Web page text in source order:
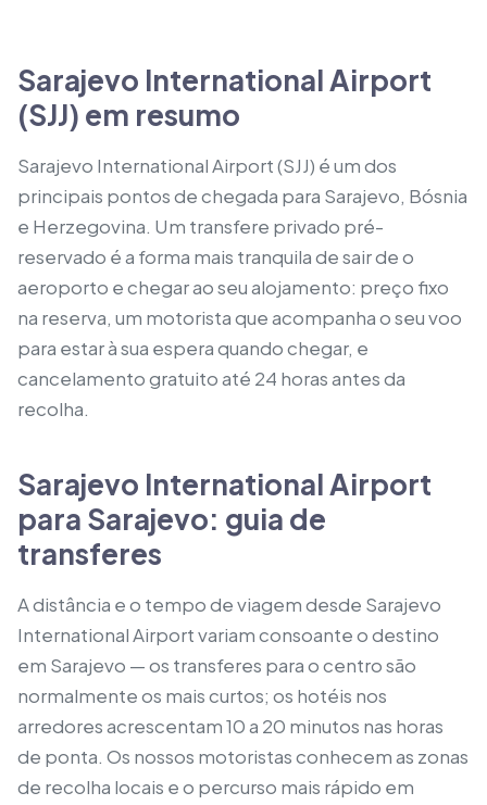
Sarajevo International Airport
(SJJ) em resumo
Sarajevo International Airport (SJJ) é um dos
principais pontos de chegada para Sarajevo, Bósnia
e Herzegovina. Um transfere privado pré-
reservado é a forma mais tranquila de sair de o
aeroporto e chegar ao seu alojamento: preço fixo
na reserva, um motorista que acompanha o seu voo
para estar à sua espera quando chegar, e
cancelamento gratuito até 24 horas antes da
recolha.
Sarajevo International Airport
para Sarajevo: guia de
transferes
A distância e o tempo de viagem desde Sarajevo
International Airport variam consoante o destino
em Sarajevo — os transferes para o centro são
normalmente os mais curtos; os hotéis nos
arredores acrescentam 10 a 20 minutos nas horas
de ponta. Os nossos motoristas conhecem as zonas
de recolha locais e o percurso mais rápido em